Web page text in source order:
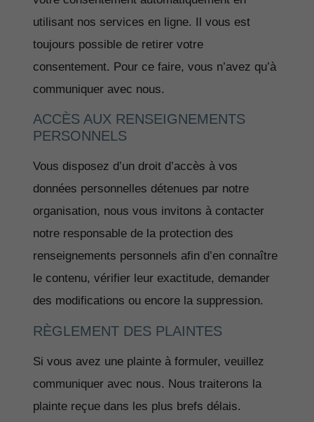
utilisant nos services en ligne. Il vous est
toujours possible de retirer votre
consentement. Pour ce faire, vous n’avez qu’à
communiquer avec nous.
ACCÈS AUX RENSEIGNEMENTS
PERSONNELS
Vous disposez d’un droit d’accès à vos
données personnelles détenues par notre
organisation, nous vous invitons à contacter
notre responsable de la protection des
renseignements personnels afin d’en connaître
le contenu, vérifier leur exactitude, demander
des modifications ou encore la suppression.
RÈGLEMENT DES PLAINTES
Si vous avez une plainte à formuler, veuillez
communiquer avec nous. Nous traiterons la
plainte reçue dans les plus brefs délais.